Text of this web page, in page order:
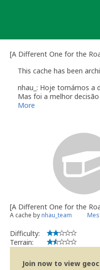
[A Different One for the
This cache has been
nhau_: Hoje tomámos a
Mas foi a melhor
façam a nós aqui parar
More
[A Different One for the
A cache bynhau_team
Difficulty:
Terrain:
Join now to view